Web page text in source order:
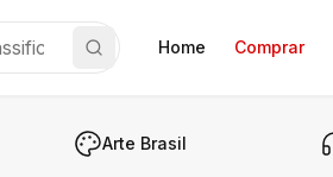
Home Comprar
Arte Brasil